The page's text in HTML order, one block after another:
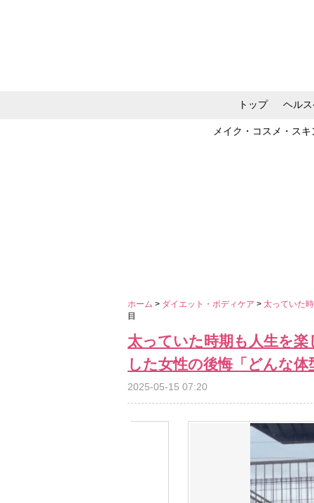
トップ ヘル
メイク・コスメ・ス
ホーム > ダイエット・ボディケア > 太っていた
目
太っていた時期も人生を
した女性の後悔「どんな
2025-05-15 07:20